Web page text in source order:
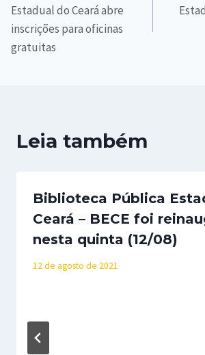
Estadual do Ceará abre
inscrições para oficinas
gratuitas
Leia também
Biblioteca Pública
Ceará – BECE foi
nesta quinta (12/08)
12 de agosto de 2021